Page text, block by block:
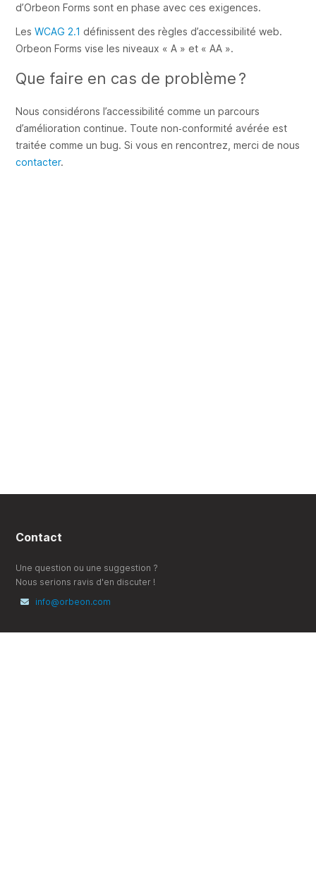
d’Orbeon Forms sont en phase avec ces exigences.
LesWCAG 2.1 définissent des règles d’accessibilité web.
Orbeon Forms vise les niveaux « A » et « AA ».
Que faire en cas de problème ?
Nous considérons l’accessibilité comme un parcours
d’amélioration continue. Toute non‑conformité avérée est
traitée comme un bug. Si vous en rencontrez, merci de nous
contacter.
Contact
Une question ou une suggestion ?
Nous serions ravis d'en discuter !
info@orbeon.com